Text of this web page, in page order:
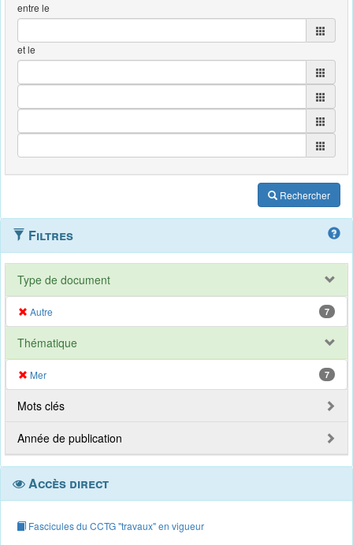
entre le
et le
Rechercher
Filtres
Type de document
Autre 7
Thématique
Mer 7
Mots clés
Année de publication
Accès direct
Fascicules du CCTG "travaux" en vigueur